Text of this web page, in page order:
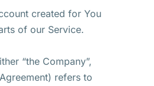
created for You
of our Service.
“the Company”,
Agreement) refers to